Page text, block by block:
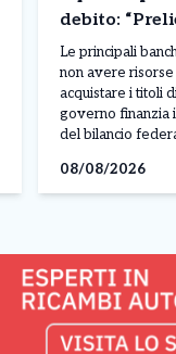
debito:
contanti”.
succedendo
Le principali
non avere
acquistare i titoli
governo finanzia
del bilancio
direttore
ha evidenziato
capacità di
08/08/2026